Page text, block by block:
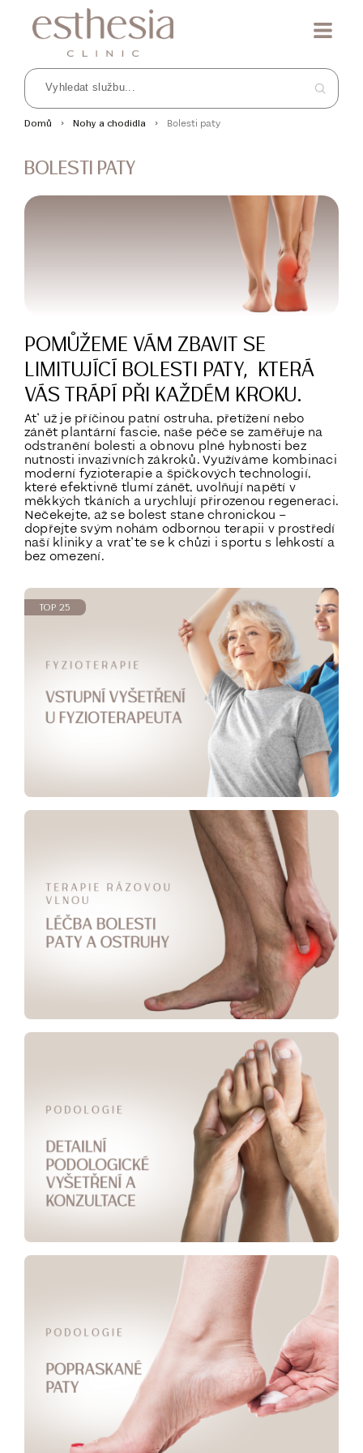
Domů Nohy a chodidla Bolesti paty
BOLESTI PATY
POMŮŽEME VÁM ZBAVIT SE
LIMITUJÍCÍ BOLESTI PATY, KTERÁ
VÁS TRÁPÍ PŘI KAŽDÉM KROKU.
Ať už je příčinou patní ostruha, přetížení nebo
zánět plantární fascie, naše péče se zaměřuje na
odstranění bolesti a obnovu plné hybnosti bez
nutnosti invazivních zákroků. Využíváme kombinaci
moderní fyzioterapie a špičkových technologií,
které efektivně tlumí zánět, uvolňují napětí v
měkkých tkáních a urychlují přirozenou regeneraci.
Nečekejte, až se bolest stane chronickou –
dopřejte svým nohám odbornou terapii v prostředí
naší kliniky a vraťte se k chůzi i sportu s lehkostí a
bez omezení.
TOP 25